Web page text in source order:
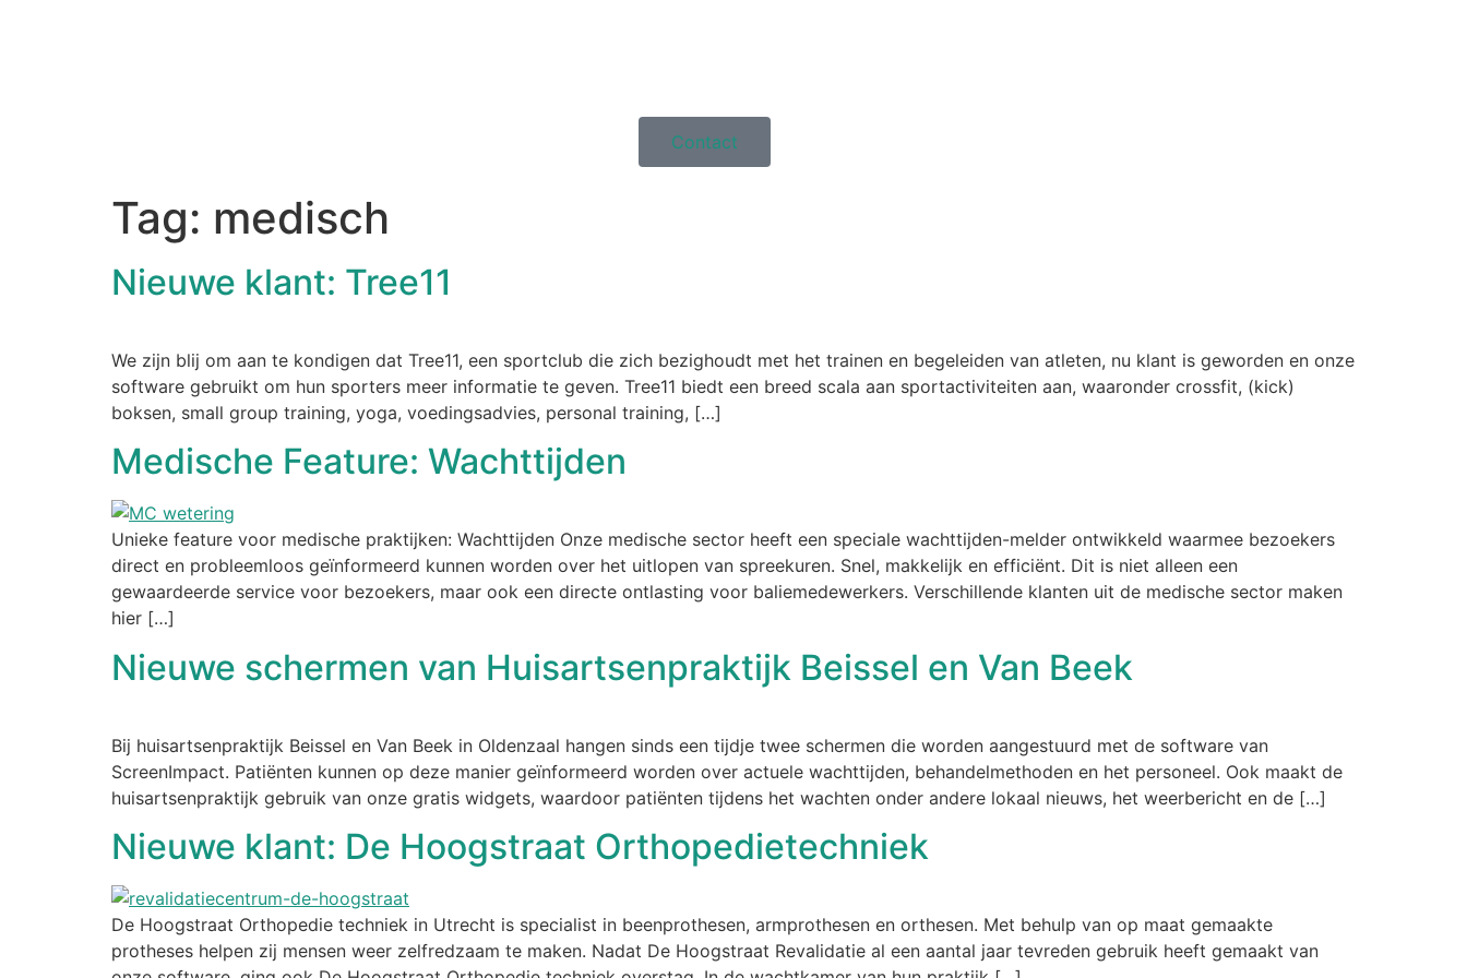
Contact
Tag: medisch
Nieuwe klant: Tree11
We zijn blij om aan te kondigen dat Tree11, een sportclub die zich bezighoudt met het trainen en begeleiden van atleten, nu klant is geworden en onze
software gebruikt om hun sporters meer informatie te geven. Tree11 biedt een breed scala aan sportactiviteiten aan, waaronder crossfit, (kick)
boksen, small group training, yoga, voedingsadvies, personal training, […]
Medische Feature: Wachttijden
Unieke feature voor medische praktijken: Wachttijden Onze medische sector heeft een speciale wachttijden-melder ontwikkeld waarmee bezoekers
direct en probleemloos geïnformeerd kunnen worden over het uitlopen van spreekuren. Snel, makkelijk en efficiënt. Dit is niet alleen een
gewaardeerde service voor bezoekers, maar ook een directe ontlasting voor baliemedewerkers. Verschillende klanten uit de medische sector maken
hier […]
Nieuwe schermen van Huisartsenpraktijk Beissel en Van Beek
Bij huisartsenpraktijk Beissel en Van Beek in Oldenzaal hangen sinds een tijdje twee schermen die worden aangestuurd met de software van
ScreenImpact. Patiënten kunnen op deze manier geïnformeerd worden over actuele wachttijden, behandelmethoden en het personeel. Ook maakt de
huisartsenpraktijk gebruik van onze gratis widgets, waardoor patiënten tijdens het wachten onder andere lokaal nieuws, het weerbericht en de […]
Nieuwe klant: De Hoogstraat Orthopedietechniek
De Hoogstraat Orthopedie techniek in Utrecht is specialist in beenprothesen, armprothesen en orthesen. Met behulp van op maat gemaakte
protheses helpen zij mensen weer zelfredzaam te maken. Nadat De Hoogstraat Revalidatie al een aantal jaar tevreden gebruik heeft gemaakt van